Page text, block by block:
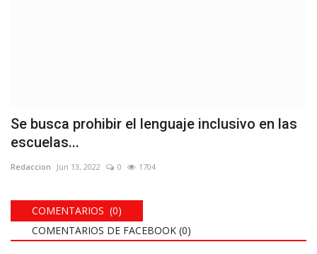
Se busca prohibir el lenguaje inclusivo en las
escuelas...
Redaccion Jun 13, 2022 0 1704
COMENTARIOS (0)
COMENTARIOS DE FACEBOOK (0)